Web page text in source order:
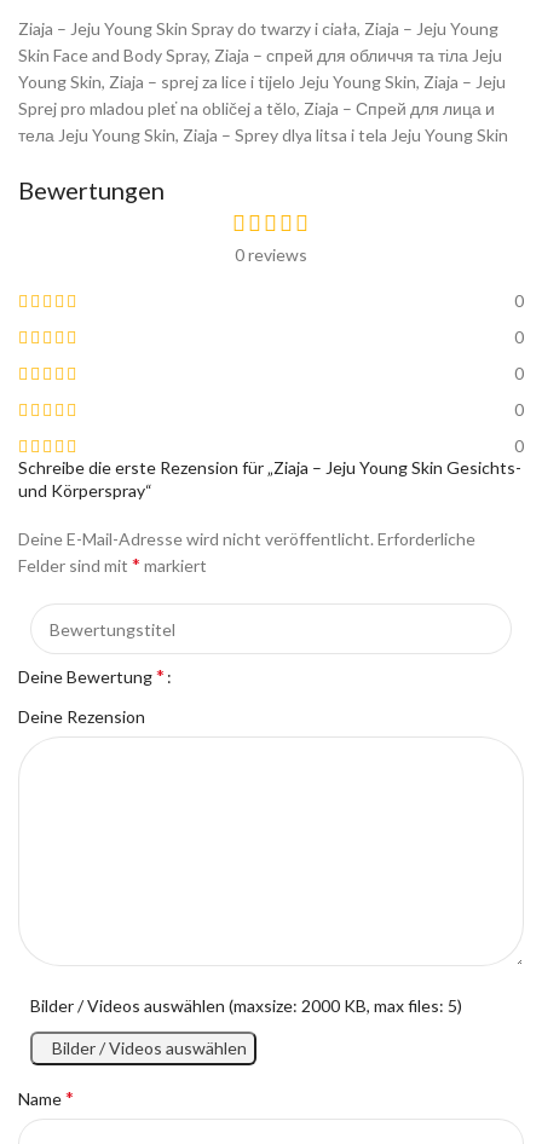
Ziaja – Jeju Young Skin Spray do twarzy i ciała, Ziaja – Jeju Young
Skin Face and Body Spray, Ziaja – спрей для обличчя та тіла Jeju
Young Skin, Ziaja – sprej za lice i tijelo Jeju Young Skin, Ziaja – Jeju
Sprej pro mladou pleť na obličej a tělo, Ziaja – Спрей для лица и
тела Jeju Young Skin, Ziaja – Sprey dlya litsa i tela Jeju Young Skin
Bewertungen
0 reviews
0
0
0
0
0
Schreibe die erste Rezension für „Ziaja – Jeju Young Skin Gesichts-
und Körperspray“
Deine E-Mail-Adresse wird nicht veröffentlicht.Erforderliche
Felder sind mit * markiert
Deine Bewertung*
Deine Rezension
Bilder / Videos auswählen (maxsize: 2000 KB, max files: 5)
Bilder / Videos auswählen
Name*